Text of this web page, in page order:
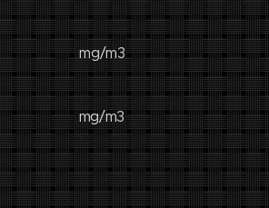
mg/m3
mg/m3